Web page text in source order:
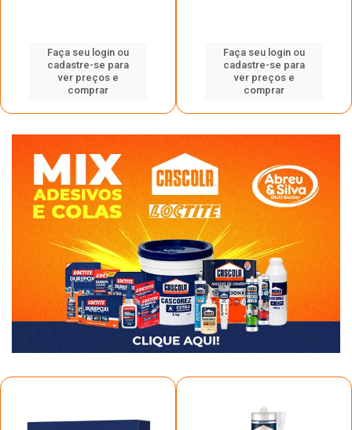
Faça seu login ou
cadastre-se para
ver preços e
comprar
Faça seu login ou
cadastre-se para
ver preços e
comprar